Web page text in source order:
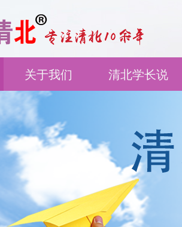
关于我们 清北学长说